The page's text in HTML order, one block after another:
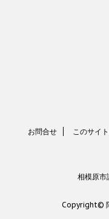
お問合せ このサイ
相模原
Copyright©